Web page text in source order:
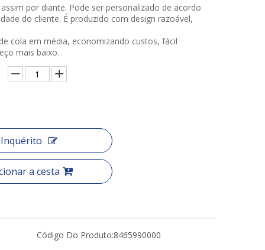
por diante. Pode ser personalizado de acordo
do cliente. É produzido com design razoável,
cola em média, economizando custos, fácil
mais baixo.
Inquérito
a cesta
Código Do Produto:8465990000